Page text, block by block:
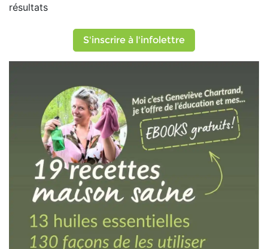
résultats
S'inscrire à l'infolettre